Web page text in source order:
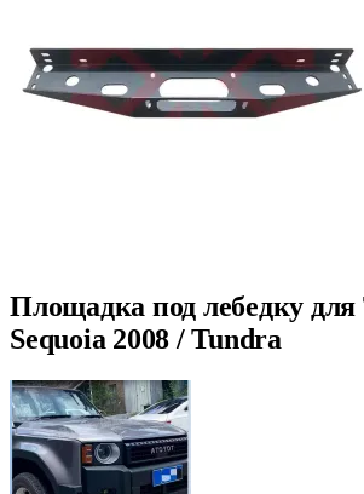
Площадка под лебедку для
Sequoia 2008 / Tundra